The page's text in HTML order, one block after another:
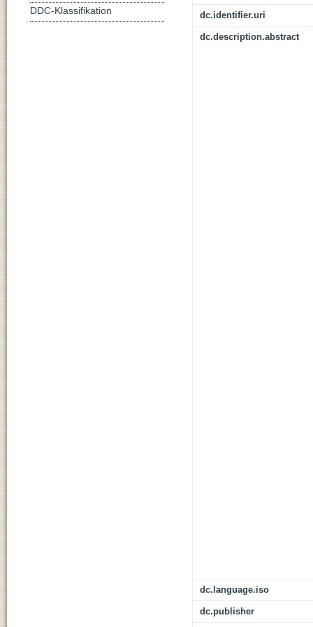
dc.identifier.uri
dc.description.abstract
dc.language.iso
dc.publisher
DDC-Klassifikation